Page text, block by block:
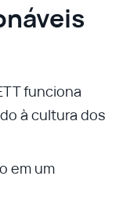
funciona
à cultura dos
em um